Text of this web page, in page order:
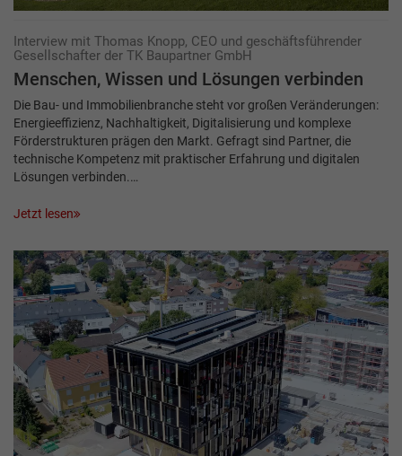
Interview mit Thomas Knopp, CEO und geschäftsführender
Gesellschafter der TK Baupartner GmbH
Menschen, Wissen und ­Lösungen verbinden
Die Bau- und Immobilienbranche steht vor großen Veränderungen:
Energieeffizienz, Nachhaltigkeit, Digitalisierung und komplexe
Förderstrukturen prägen den Markt. Gefragt sind Partner, die
technische Kompetenz mit praktischer Erfahrung und digitalen
Lösungen verbinden.…
Jetzt lesen